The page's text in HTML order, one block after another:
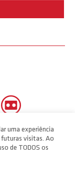
uma experiência
futuras visitas. Ao
de TODOS os